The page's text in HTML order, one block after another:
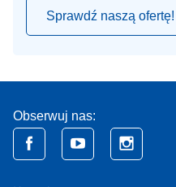
Sprawdź naszą ofertę!
Obserwuj nas: